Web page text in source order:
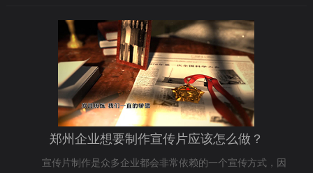
郑州企业想要制作宣传片应该怎么做？
宣传片制作是众多企业都会非常依赖的一个宣传方式，因